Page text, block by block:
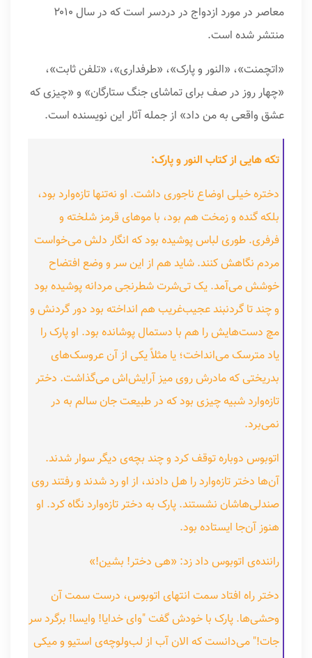
معاصر در مورد ازدواج در دردسر است که در سال ۲۰۱۰
منتشر شده است.
«اتچمنت»، «النور و پارک»، «طرفداری»، «تلفن ثابت»،
«چهار روز در صف برای تماشای جنگ ستارگان» و «چیزی که
عشق واقعی به من داد» از جمله آثار این نویسنده است.
تکه هایی از کتاب النور و پارک:
دختره خیلی اوضاع ناجوری داشت. او نه‌تنها تازه‌وارد بود،
بلکه گنده و زمخت هم بود، با موهای قرمز شلخته و
فرفری. طوری لباس پوشیده بود که انگار دلش می‌خواست
مردم نگاهش کنند. شاید هم از این سر و وضع افتضاح
خوشش می‌آمد. یک تی‌شرت شطرنجی مردانه پوشیده بود
و چند تا گردنبند عجیب‌غریب هم انداخته بود دور گردنش و
مچ دست‌هایش را هم با دستمال پوشانده بود. او پارک را
یاد مترسک می‌انداخت؛ یا مثلاً یکی از آن عروسک‌های
بدریختی که مادرش روی میز آرایش‌اش می‌گذاشت. دختر
تازه‌وارد شبیه چیزی بود که در طبیعت جان سالم به در
نمی‌برد.
اتوبوس دوباره توقف کرد و چند بچه‌ی دیگر سوار شدند.
آن‌ها دختر تازه‌وارد را هل دادند، از او رد شدند و رفتند روی
صندلی‌هاشان نشستند. پارک به دختر تازه‌وارد نگاه کرد. او
هنوز آن‌جا ایستاده بود.
راننده‌ی اتوبوس داد زد: «هی دختر! بشین!»
دختر راه افتاد سمت انتهای اتوبوس، درست سمت آن
وحشی‌ها. پارک با خودش گفت "وای خدایا! وایسا! برگرد سر
جات!" می‌دانست که الان آب از لب‌ولوچه‌ی استیو و میکی